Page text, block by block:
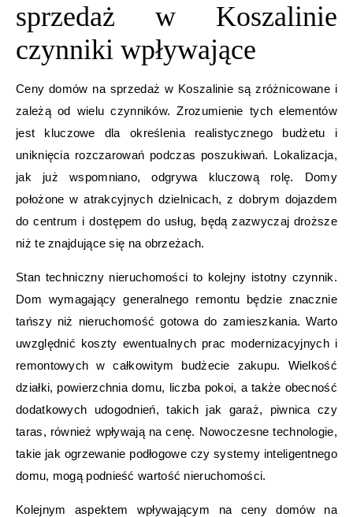
sprzedaż w Koszalinie
czynniki wpływające
Ceny domów na sprzedaż w Koszalinie są zróżnicowane i
zależą od wielu czynników. Zrozumienie tych elementów
jest kluczowe dla określenia realistycznego budżetu i
uniknięcia rozczarowań podczas poszukiwań. Lokalizacja,
jak już wspomniano, odgrywa kluczową rolę. Domy
położone w atrakcyjnych dzielnicach, z dobrym dojazdem
do centrum i dostępem do usług, będą zazwyczaj droższe
niż te znajdujące się na obrzeżach.
Stan techniczny nieruchomości to kolejny istotny czynnik.
Dom wymagający generalnego remontu będzie znacznie
tańszy niż nieruchomość gotowa do zamieszkania. Warto
uwzględnić koszty ewentualnych prac modernizacyjnych i
remontowych w całkowitym budżecie zakupu. Wielkość
działki, powierzchnia domu, liczba pokoi, a także obecność
dodatkowych udogodnień, takich jak garaż, piwnica czy
taras, również wpływają na cenę. Nowoczesne technologie,
takie jak ogrzewanie podłogowe czy systemy inteligentnego
domu, mogą podnieść wartość nieruchomości.
Kolejnym aspektem wpływającym na ceny domów na